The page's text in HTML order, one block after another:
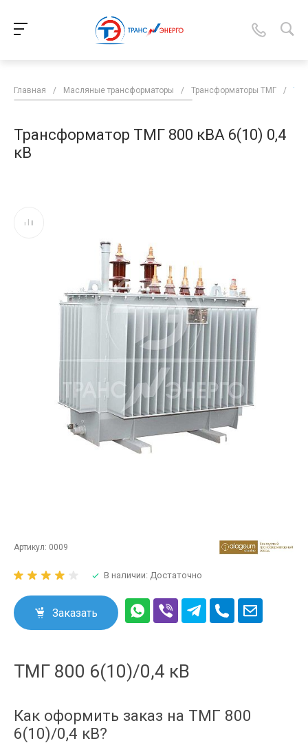
Главная / Масляные трансформаторы / Трансформаторы ТМГ /
Трансформатор ТМГ 800 кВА 6(10) 0,4
кВ
Артикул: 0009
В наличии: Достаточно
Заказать
ТМГ 800 6(10)/0,4 кВ
Как оформить заказ на ТМГ 800
6(10)/0,4 кВ?